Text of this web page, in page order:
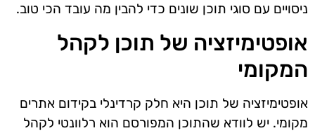
ניסויים עם סוגי תוכן שונים כדי להבין מה עובד הכי טוב.
אופטימיזציה של תוכן לקהל
המקומי
אופטימיזציה של תוכן היא חלק קרדינלי בקידום אתרים
מקומי. יש לוודא שהתוכן המפורסם הוא רלוונטי לקהל